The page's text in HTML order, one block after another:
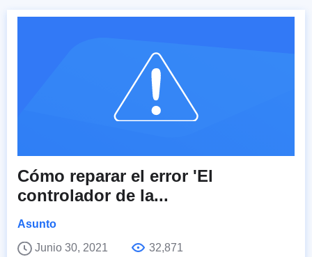
Cómo reparar el error 'El
controlador de la...
Asunto
Junio 30, 2021
32,871